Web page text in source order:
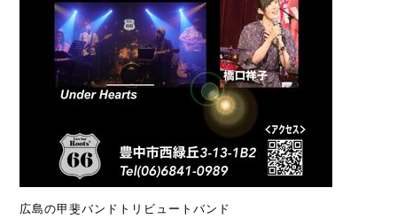
広島の甲斐バンドトリビュートバンド